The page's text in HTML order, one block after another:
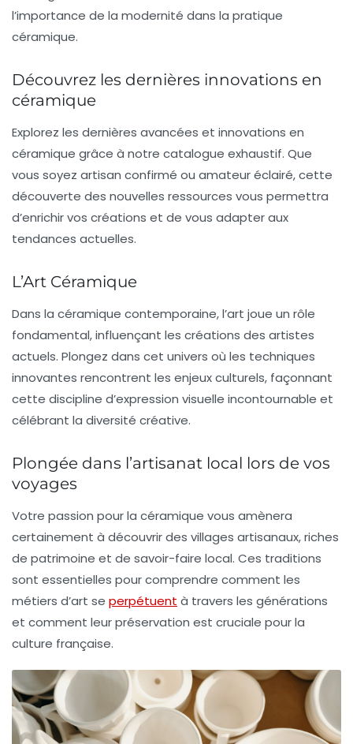
l’importance de la modernité dans la pratique
céramique.
Découvrez les dernières innovations en
céramique
Explorez les dernières avancées et innovations en
céramique grâce à notre catalogue exhaustif. Que
vous soyez artisan confirmé ou amateur éclairé, cette
découverte des nouvelles ressources vous permettra
d’enrichir vos créations et de vous adapter aux
tendances actuelles.
L’Art Céramique
Dans la céramique contemporaine, l’art joue un rôle
fondamental, influençant les créations des artistes
actuels. Plongez dans cet univers où les techniques
innovantes rencontrent les enjeuxculturels, façonnant
cette discipline d’expression visuelle incontournable et
célébrant la diversité créative.
Plongée dans l’artisanat local lors de vos
voyages
Votre passion pour la céramique vous amènera
certainement à découvrir des villages artisanaux, riches
de patrimoine et de savoir-faire local. Ces traditions
sont essentielles pour comprendre comment les
métiers d’art se perpétuent à travers les générations
et comment leur préservation est cruciale pour la
culture française.